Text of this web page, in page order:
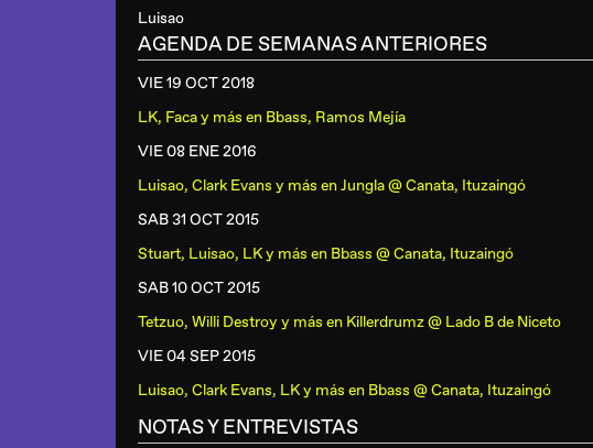
Luisao
AGENDA DE SEMANAS ANTERIORES
VIE 19 OCT2018
LK, Faca y más en Bbass, Ramos Mejía
VIE 08 ENE2016
Luisao, Clark Evans y más enJungla @ Canata, Ituzaingó
SAB 31 OCT2015
Stuart, Luisao, LK y más en Bbass @ Canata, Ituzaingó
SAB 10 OCT2015
Tetzuo, Willi Destroy y más en Killerdrumz @ Lado B de Niceto
VIE 04 SEP2015
Luisao, Clark Evans, LK y más en Bbass @ Canata, Ituzaingó
NOTAS Y ENTREVISTAS